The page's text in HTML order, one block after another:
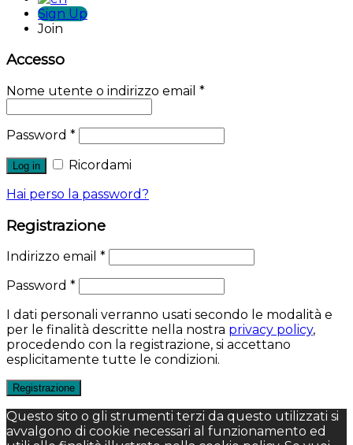
Sign Up
Join
Accesso
Nome utente o indirizzo email *
Password *
Log in
Ricordami
Hai perso la password?
Registrazione
Indirizzo email *
Password *
I dati personali verranno usati secondo le modalità e
per le finalità descritte nella nostra privacy policy,
procedendo con la registrazione, si accettano
esplicitamente tutte le condizioni.
Registrazione
Questo sito o gli strumenti terzi da questo utilizzati si
avvalgono di cookie necessari al funzionamento ed